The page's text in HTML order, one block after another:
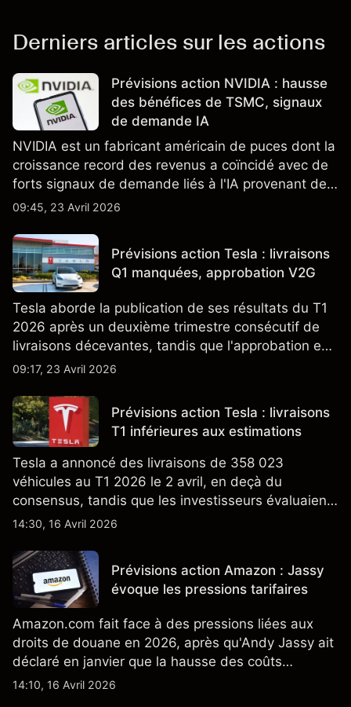
Derniers articles sur les actions
Prévisions action NVIDIA : hausse
des bénéfices de TSMC, signaux
de demande IA
NVIDIA est un fabricant américain de puces dont la
croissance record des revenus a coïncidé avec de
forts signaux de demande liés à l'IA provenant de
partenaires clés de la chaîne d'approvisionnement,
passées ne préjugent pas des résultats futurs.
09:45, 23 Avril 2026
Prévisions action Tesla : livraisons
Q1 manquées, approbation V2G
Tesla aborde la publication de ses résultats du T1
2026 après un deuxième trimestre consécutif de
livraisons décevantes, tandis que l'approbation en
Californie d'un programme V2G pour le Cybertruck
énergétique.
09:17, 23 Avril 2026
Prévisions action Tesla : livraisons
T1 inférieures aux estimations
Tesla a annoncé des livraisons de 358 023
véhicules au T1 2026 le 2 avril, en deçà du
consensus, tandis que les investisseurs évaluaient
également la croissance des stocks et les projets
nouveau SUV. Découvrez les objectifs de cours
TSLA d'analystes tiers.
14:30, 16 Avril 2026
Prévisions action Amazon : Jassy
évoque les pressions tarifaires
Amazon.com fait face à des pressions liées aux
droits de douane en 2026, après qu'Andy Jassy ait
déclaré en janvier que la hausse des coûts
d'importation commençait à se répercuter sur
14:10, 16 Avril 2026